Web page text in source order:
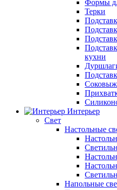
Формы
Терки
кухни
Интерьер
Свет
Настольные
Напольные